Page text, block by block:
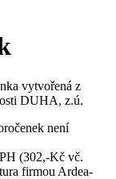
vytvořená z
DUHA, z.ú.
není
(302,-Kč vč.
firmou Ardea-